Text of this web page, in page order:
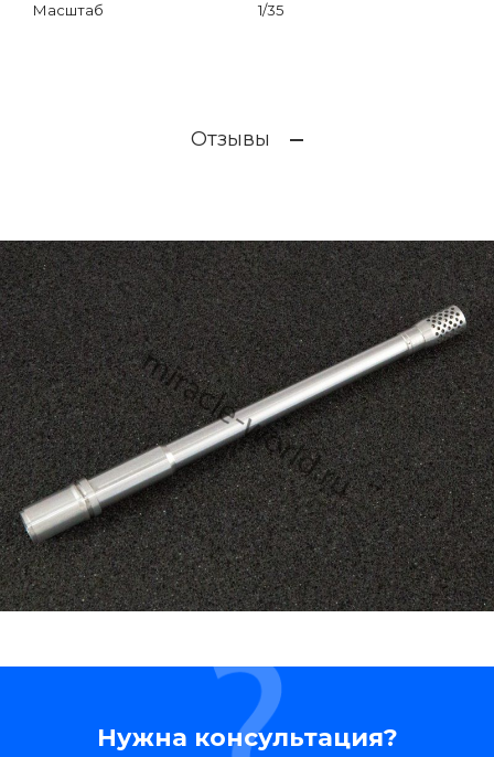
Масштаб 1/35
Отзывы
Нужна консультация?